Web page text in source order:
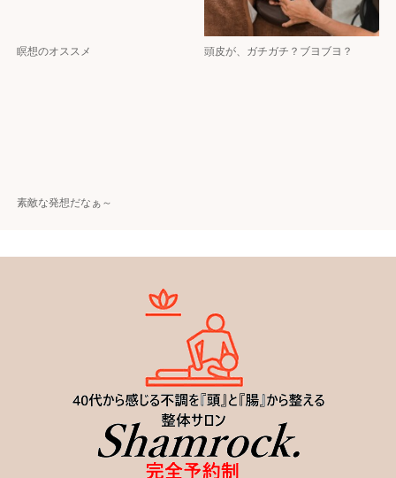
瞑想のオススメ 頭皮が、ガチガチ？ブヨブヨ？
素敵な発想だなぁ～